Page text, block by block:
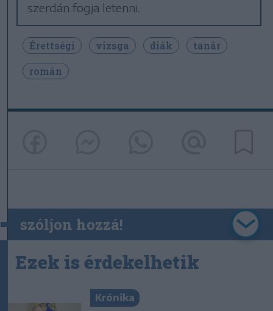
szerdán fogja letenni.
Érettségi vizsga diák
tanár
román
szóljon hozzá!
Ezek is érdekelhetik
Krónika